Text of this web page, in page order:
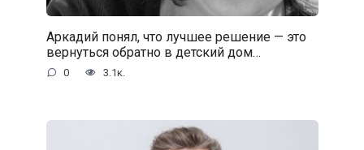
Аркадий понял, что лучшее решение — это
вернуться обратно в детский дом…
0 3.1к.